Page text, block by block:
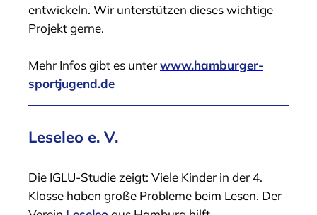
entwickeln. Wir unterstützen dieses wichtige
Projekt gerne.
Mehr Infos gibt es unterwww.hamburger-
sportjugend.de
Leseleo e. V.
Die IGLU-Studie zeigt: Viele Kinder in der 4.
Klasse haben große Probleme beim Lesen. Der